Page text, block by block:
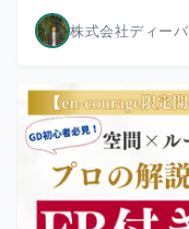
株式会社ディーバ